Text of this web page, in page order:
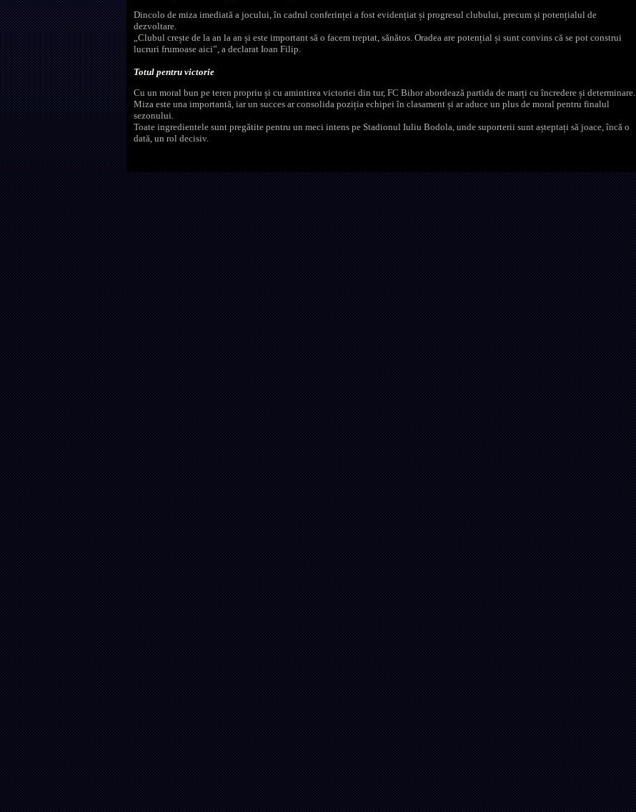
Dincolo de miza imediată a jocului, în cadrul conferinței a fost evidențiat și progresul clubului, precum și potențialul de
dezvoltare.
„Clubul crește de la an la an și este important să o facem treptat, sănătos. Oradea are potențial și sunt convins că se pot construi
lucruri frumoase aici”, a declarat Ioan Filip.
Totul pentru victorie
Cu un moral bun pe teren propriu și cu amintirea victoriei din tur, FC Bihor abordează partida de marți cu încredere și determinare.
Miza este una importantă, iar un succes ar consolida poziția echipei în clasament și ar aduce un plus de moral pentru finalul
sezonului.
Toate ingredientele sunt pregătite pentru un meci intens pe Stadionul Iuliu Bodola, unde suporterii sunt așteptați să joace, încă o
dată, un rol decisiv.